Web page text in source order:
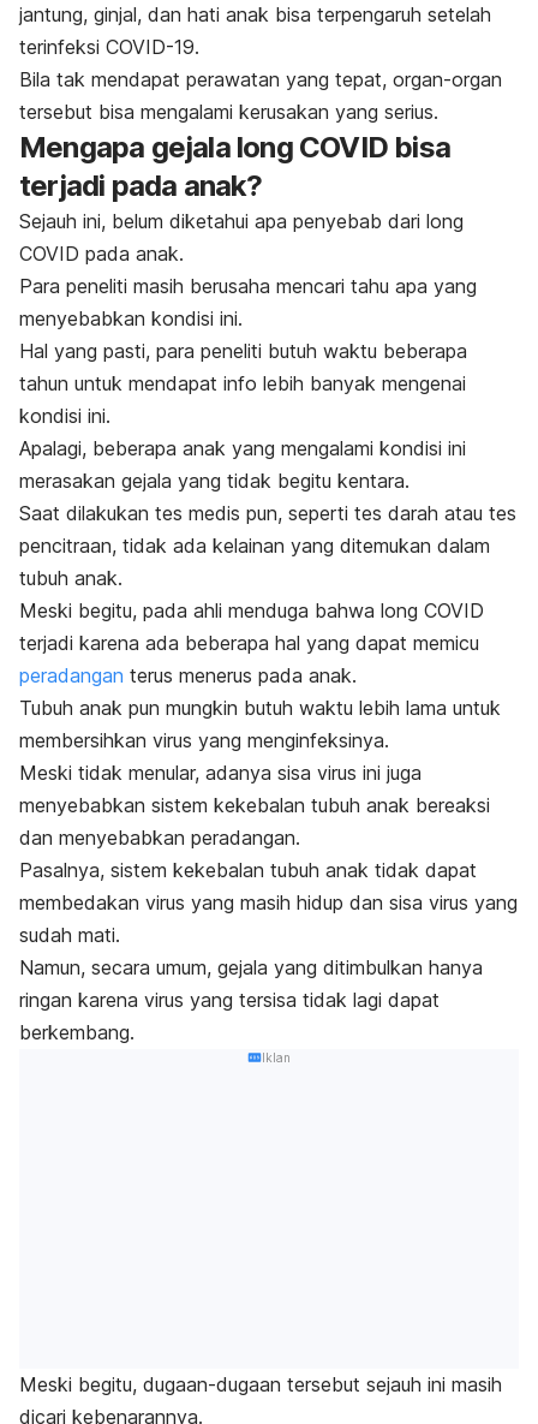
jantung, ginjal, dan hati anak bisa terpengaruh setelah
terinfeksi COVID-19.
Bila tak mendapat perawatan yang tepat, organ-organ
tersebut bisa mengalami kerusakan yang serius.
Mengapa gejala long COVID bisa
terjadi pada anak?
Sejauh ini, belum diketahui apa penyebab dari long
COVID pada anak.
Para peneliti masih berusaha mencari tahu apa yang
menyebabkan kondisi ini.
Hal yang pasti, para peneliti butuh waktu beberapa
tahun untuk mendapat info lebih banyak mengenai
kondisi ini.
Apalagi, beberapa anak yang mengalami kondisi ini
merasakan gejala yang tidak begitu kentara.
Saat dilakukan tes medis pun, seperti tes darah atau tes
pencitraan, tidak ada kelainan yang ditemukan dalam
tubuh anak.
Meski begitu, pada ahli menduga bahwa long COVID
terjadi karena ada beberapa hal yang dapat memicu
peradangan terus menerus pada anak.
Tubuh anak pun mungkin butuh waktu lebih lama untuk
membersihkan virus yang menginfeksinya.
Meski tidak menular, adanya sisa virus ini juga
menyebabkan sistem kekebalan tubuh anak bereaksi
dan menyebabkan peradangan.
Pasalnya, sistem kekebalan tubuh anak tidak dapat
membedakan virus yang masih hidup dan sisa virus yang
sudah mati.
Namun, secara umum, gejala yang ditimbulkan hanya
ringan karena virus yang tersisa tidak lagi dapat
berkembang.
Iklan
Meski begitu, dugaan-dugaan tersebut sejauh ini masih
dicari kebenarannya.